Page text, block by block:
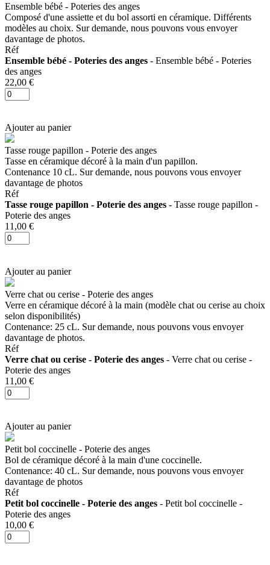
Ensemble bébé - Poteries des anges
Composé d'une assiette et du bol assorti en céramique. Différents
modèles au choix. Sur demande, nous pouvons vous envoyer
davantage de photos.
Réf
Ensemble bébé - Poteries des anges - Ensemble bébé - Poteries
des anges
22,00 €
Ajouter au panier
Tasse rouge papillon - Poterie des anges
Tasse en céramique décoré à la main d'un papillon.
Contenance 10 cL. Sur demande, nous pouvons vous envoyer
davantage de photos
Réf
Tasse rouge papillon - Poterie des anges - Tasse rouge papillon -
Poterie des anges
11,00 €
Ajouter au panier
Verre chat ou cerise - Poterie des anges
Verre en céramique décoré à la main (modèle chat ou cerise au choix
selon disponibilités)
Contenance: 25 cL. Sur demande, nous pouvons vous envoyer
davantage de photos.
Réf
Verre chat ou cerise - Poterie des anges - Verre chat ou cerise -
Poterie des anges
11,00 €
Ajouter au panier
Petit bol coccinelle - Poterie des anges
Bol de céramique décoré à la main d'une coccinelle.
Contenance: 40 cL. Sur demande, nous pouvons vous envoyer
davantage de photos
Réf
Petit bol coccinelle - Poterie des anges - Petit bol coccinelle -
Poterie des anges
10,00 €